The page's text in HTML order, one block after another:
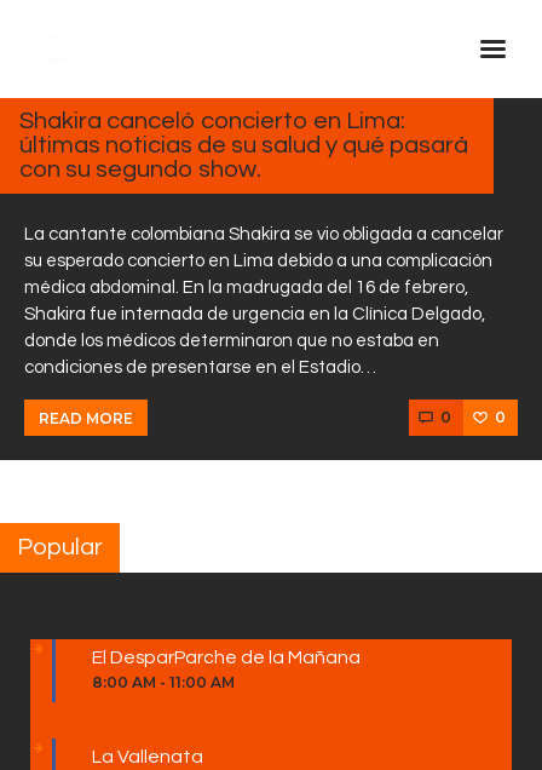
Inicio Real FM
Streaming
En Vivo
Descarga La APP
Programas
Noticias
Equipo
Sobre Nosotros
17, 2025
Shakira canceló concierto en Lima:
últimas noticias de su salud y qué pasará
con su segundo show.
La cantante colombiana Shakira se vio obligada a cancelar
su esperado concierto en Lima debido a una complicación
médica abdominal. En la madrugada del 16 de febrero,
Shakira fue internada de urgencia en la Clínica Delgado,
donde los médicos determinaron que no estaba en
condiciones de presentarse en el Estadio…
READ MORE 0 0
Popular
El DesparParche de la Mañana
8:00 AM - 11:00 AM
La Vallenata